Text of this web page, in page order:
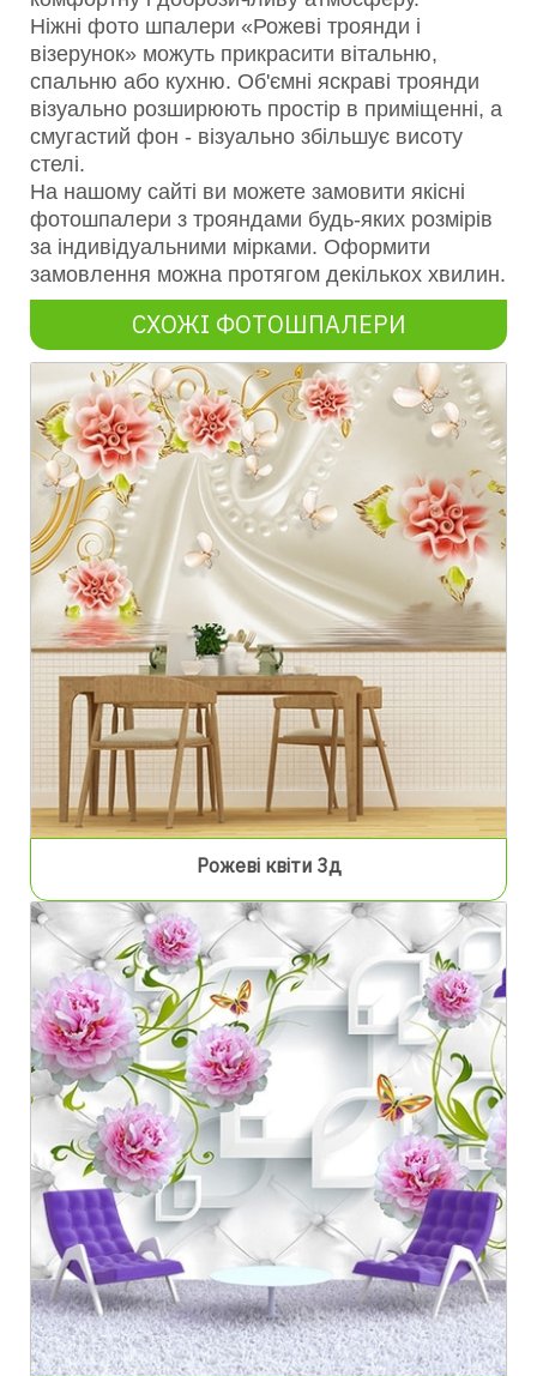
Ніжні фото шпалери «Рожеві троянди і
візерунок» можуть прикрасити вітальню,
спальню або кухню. Об'ємні яскраві троянди
візуально розширюють простір в приміщенні, а
смугастий фон - візуально збільшує висоту
стелі.
На нашому сайті ви можете замовити якісні
фотошпалери з трояндами будь-яких розмірів
за індивідуальними мірками. Оформити
замовлення можна протягом декількох хвилин.
СХОЖІ ФОТОШПАЛЕРИ
Рожеві квіти 3д